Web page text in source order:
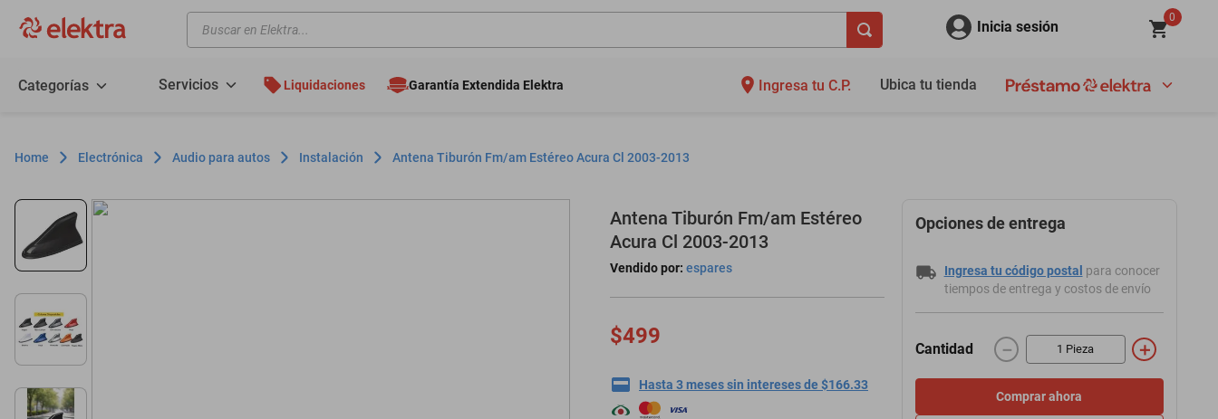
Buscar en Elektra... Inicia sesión
0
Categorías Servicios Liquidaciones Garantía Extendida Elektra Ingresa tu C.P. Ubica tu tienda
Electrónica Audio para autos Instalación Antena Tiburón Fm/am Estéreo Acura Cl 2003-2013
Antena Tiburón Fm/am Estéreo
Acura Cl 2003-2013
Vendido por: espares
$499
Hasta 3 meses sin intereses de $166.33
Opciones de entrega
Ingresa tu código postal para conocer
tiempos de entrega y costos de envío
Cantidad ＋
－
Comprar ahora
motos